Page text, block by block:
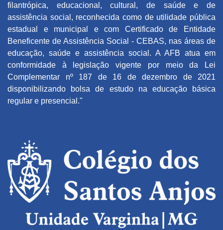
filantrópica, educacional, cultural, de saúde e de
assistência social, reconhecida como de utilidade pública
estadual e municipal e com Certificado de Entidade
Beneficente de Assistência Social - CEBAS, nas áreas de
educação, saúde e assistência social. A AFB atua em
conformidade à legislação vigente por meio da Lei
Complementar nº 187 de 16 de dezembro de 2021
disponibilizando bolsa de estudo na educação básica
regular e presencial."